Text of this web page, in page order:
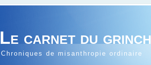
Le carnet du
Chroniques de misanthropie ordinaire